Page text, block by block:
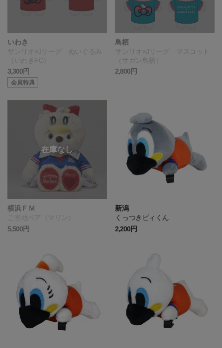
いわき
サンリオ×Jリーグ ぬいぐるみ
（いわきFC）
3,300円
会員特典
鳥栖
サンリオ×Jリーグ マスコット
（サガン鳥栖）
2,800円
横浜ＦＭ
ご当地ベア（マリン）
5,500円
新潟
くっつきビィくん
2,200円